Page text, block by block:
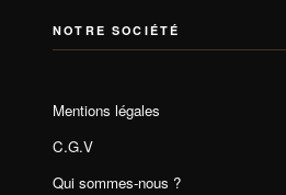
NOTRE SOCIÉTÉ
Mentions légales
C.G.V
Qui sommes-nous ?